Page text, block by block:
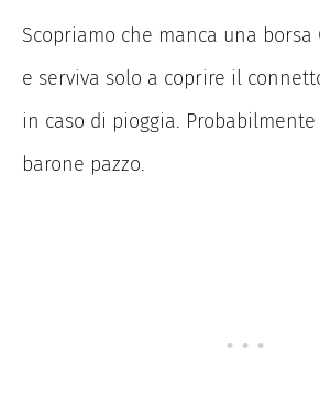
Scopriamo che manca una borsa
e serviva solo a coprire il
in caso di pioggia.
barone pazzo.